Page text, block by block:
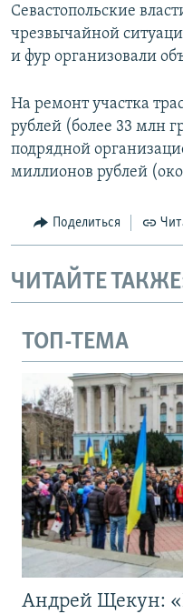
Севастопольские
чрезвычайной
и фур организовали
На ремонт участка
рублей (более 33 млн
подрядной
миллионов рублей
Поделиться
ЧИТАЙТЕ
ТОП-ТЕМА
Андрей Щекун: